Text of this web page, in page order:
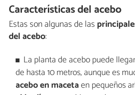
Características del acebo
Estas son algunas de las
del acebo:
La planta de acebo puede
de hasta 10 metros, aunque es
acebo en macetaen pequeños